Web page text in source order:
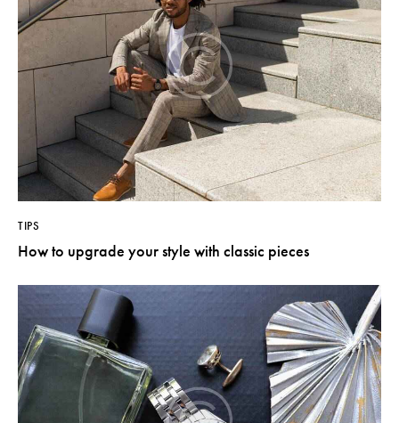
TIPS
How to upgrade your style with classic pieces